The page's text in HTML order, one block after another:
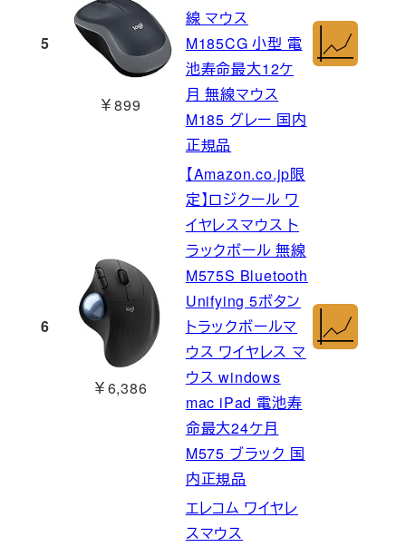
5
￥899
線 マウス
M185CG 小型 電
池寿命最大12ケ
月 無線マウス
M185 グレー 国内
正規品
6
￥6,386
【Amazon.co.jp限
定】ロジクール ワ
イヤレスマウス ト
ラックボール 無線
M575S Bluetooth
Unifying 5ボタン
トラックボールマ
ウス ワイヤレス マ
ウス windows
mac iPad 電池寿
命最大24ケ月
M575 ブラック 国
内正規品
エレコム ワイヤレ
スマウス